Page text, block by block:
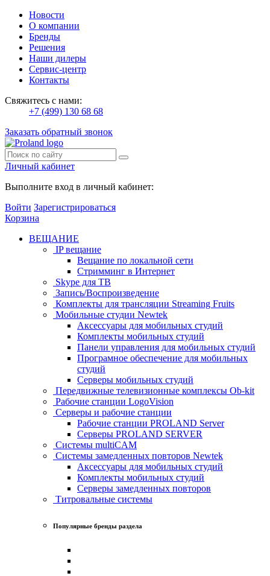
Новости
О компании
Бренды
Решения
Наши дилеры
Сервис-центр
Контакты
Свяжитесь с нами:
+7 (499) 130 68 68
Заказать обратный звонок
Личный кабинет
Выполните вход в личный кабинет:
Войти Зарегистрироваться
Корзина
ВЕЩАНИЕ
IP вещание
Вещание по локальной сети
Стримминг в Интернет
Skype для ТВ
Запись/Воспроизведение
Комплекты для трансляции Streaming Fruits
Мобильные студии Newtek
Аксессуары для мобильных студий
Комплекты мобильных студий
Панели управления для мобильных студий
Програмное обеспечение для мобильных
студий
Серверы мобильных студий
Передвижные телевизионные комплексы Ob-kit
Рабочие станции LogoVision
Серверы и рабочие станции
Рабочие станции PROLAND Server
Серверы PROLAND SERVER
Системы multiCAM
Системы замедленных повторов Newtek
Аксессуары для мобильных студий
Комплекты мобильных студий
Серверы замедленных повторов
Титровальные системы
Популярные бренды раздела